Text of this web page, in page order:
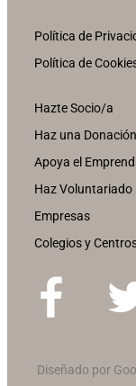
Política de
Política de
Hazte Socio/a
Haz una Donación
Apoya el
Haz Voluntariado
Empresas
Colegios y
Diseñado por